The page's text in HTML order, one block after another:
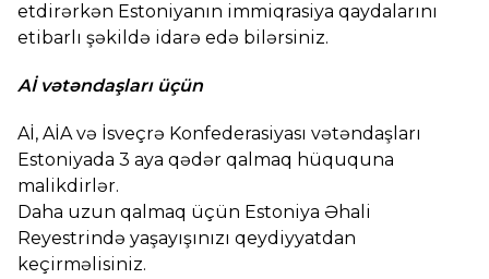
etdirərkən Estoniyanın immiqrasiya qaydalarını
etibarlı şəkildə idarə edə bilərsiniz.
Aİ vətəndaşları üçün
Aİ, AİA və İsveçrə Konfederasiyası vətəndaşları
Estoniyada 3 aya qədər qalmaq hüququna
malikdirlər.
Daha uzun qalmaq üçün Estoniya Əhali
Reyestrində yaşayışınızı qeydiyyatdan
keçirməlisiniz.